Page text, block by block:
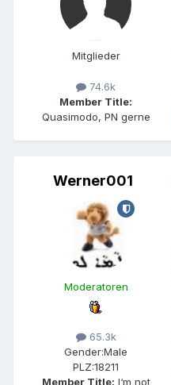
Mitglieder
74.6k
Member Title:
Quasimodo, PN gerne
Werner001
Moderatoren
65.3k
Gender:Male
PLZ:18211
Member Title: I‘m not